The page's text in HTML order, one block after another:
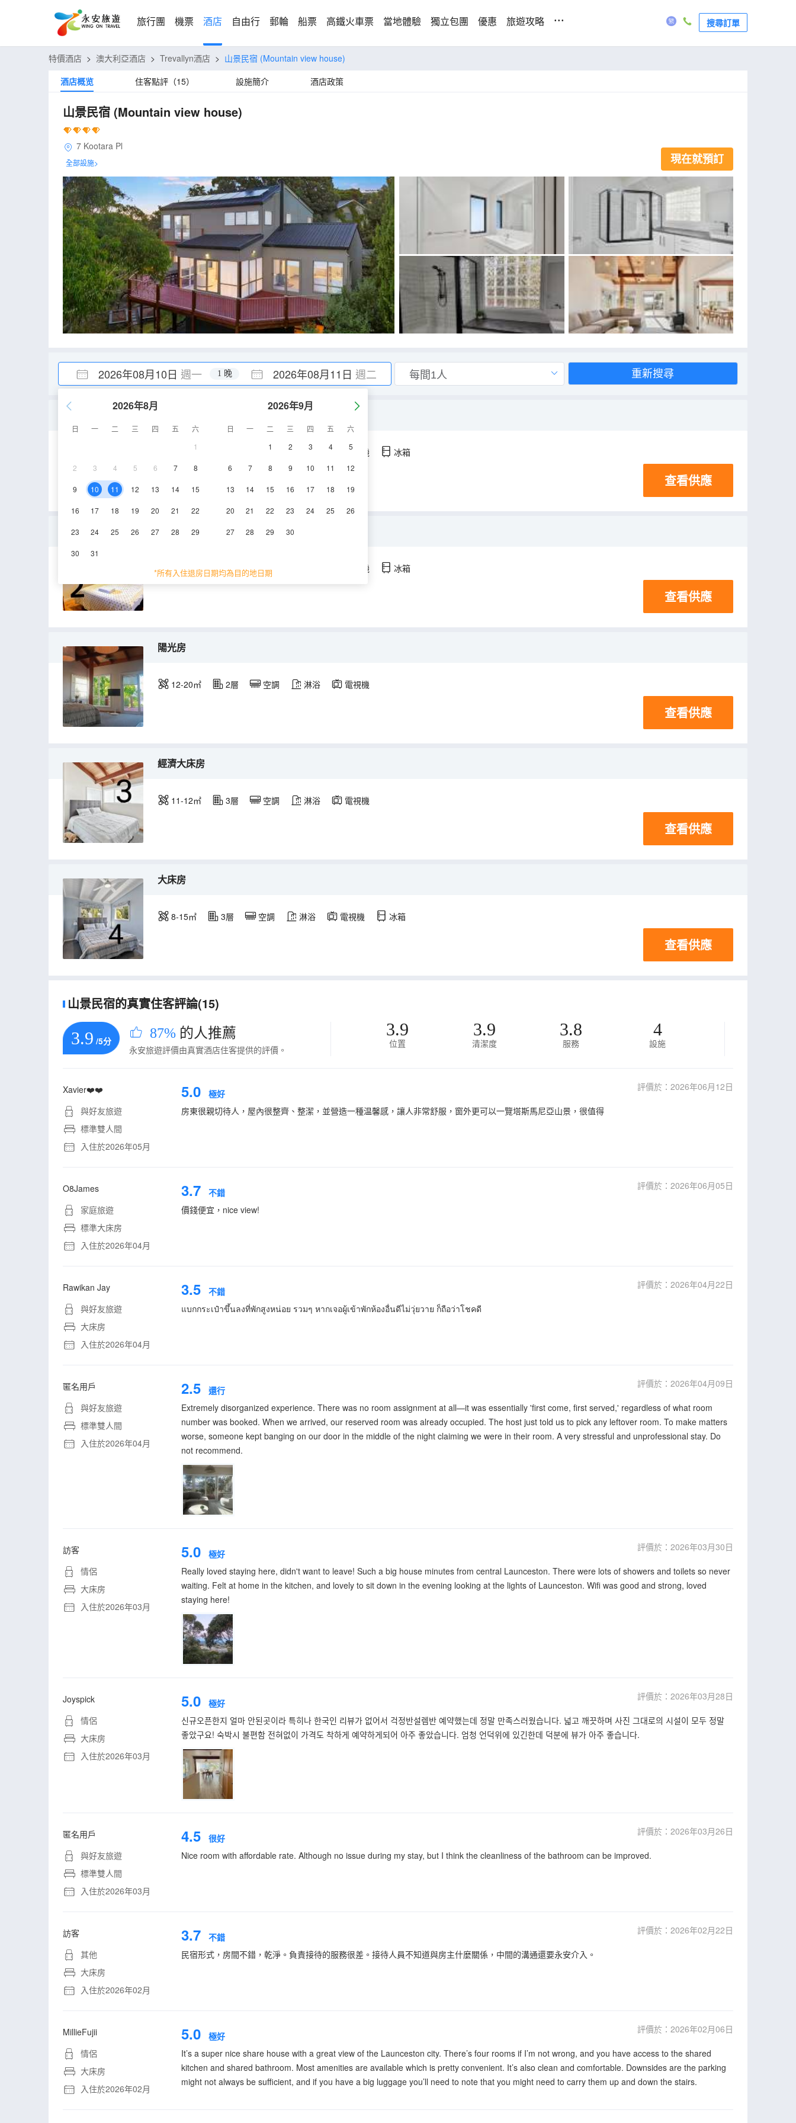
旅行團 機票 酒店 自由行 郵輪 船票 高鐵火車票 當地體驗 獨立包團 優惠 旅遊攻略 ... 搜尋訂單
特價酒店 > 澳大利亞酒店 > Trevallyn酒店 > 山景民宿 (Mountain view house)
酒店概览
住客點評（15） 設施簡介 酒店政策
山景民宿 (Mountain view house)
7 Kootara Pl
全部設施> 現在就預訂
2026年08月10日 週一 2026年08月11日 週二
1 晚
2026年8月
日 一 二 三 四 五
六
1
2 3 4 5 6 7 8
9 10 11 12 13 14 15
16 17 18 19 20 21 22
23 24 25 26 27 28 29
30 31
2026年9月
日 一 二 三 四 五
六
1
2 3 4 5
6 7 8 9 10 11 12
13 14 15 16 17 18 19
20 21 22 23 24 25 26
27 28 29 30
*所有入住退房日期均為目的地日期
重新搜尋
12-15㎡ 空調 淋浴 電視機 冰箱
查看供應
標準雙人間
12-15㎡ 1層 空調 電視機 冰箱
查看供應
陽光房
12-20㎡ 2層 空調 淋浴 電視機
查看供應
經濟大床房
11-12㎡ 3層 空調 淋浴 電視機
查看供應
大床房
8-15㎡ 3層 空調 淋浴 電視機 冰箱
查看供應
山景民宿的真實住客評論(15)
3.9 /5分 87% 的人推薦
永安旅遊評價由真實酒店住客提供的評價。
3.9
位置
3.9
清潔度
3.8
服務
4
設施
Xavier❤️❤️
與好友旅遊
標準雙人間
入住於2026年05月
5.0 極好
評價於：2026年06月12日
房東很親切待人，屋內很整齊、整潔，並營造一種温馨感，讓人非常舒服，窗外更可以一覽塔斯馬尼亞山景，很值得
O8James
家庭旅遊
標準大床房
入住於2026年04月
3.7 不錯
評價於：2026年06月05日
價錢便宜，nice view!
Rawikan Jay
與好友旅遊
大床房
入住於2026年04月
3.5 不錯
評價於：2026年04月22日
แบกกระเป๋าขึ้นลงที่พักสูงหน่อย รวมๆ หากเจอผู้เข้าพักห้องอื่นดีไม่วุ่ยวาย ก็ถือว่าโชคดี
匿名用戶
與好友旅遊
標準雙人間
入住於2026年04月
2.5 還行
評價於：2026年04月09日
Extremely disorganized experience. There was no room assignment at all—it was essentially 'first come, first served,' regardless of what room
number was booked. When we arrived, our reserved room was already occupied. The host just told us to pick any leftover room. To make matters
worse, someone kept banging on our door in the middle of the night claiming we were in their room. A very stressful and unprofessional stay. Do
not recommend.
訪客
情侶
大床房
入住於2026年03月
5.0 極好
評價於：2026年03月30日
Really loved staying here, didn't want to leave! Such a big house minutes from central Launceston. There were lots of showers and toilets so never
waiting. Felt at home in the kitchen, and lovely to sit down in the evening looking at the lights of Launceston. Wifi was good and strong, loved
staying here!
Joyspick
情侶
大床房
入住於2026年03月
5.0 極好
評價於：2026年03月28日
신규오픈한지 얼마 안된곳이라 특히나 한국인 리뷰가 없어서 걱정반설렘반 예약했는데 정말 만족스러웠습니다. 넓고 깨끗하며 사진 그대로의 시설이 모두 정말
좋았구요! 숙박시 불편함 전혀없이 가격도 착하게 예약하게되어 아주 좋았습니다. 엄청 언덕위에 있긴한데 덕분에 뷰가 아주 좋습니다.
匿名用戶
與好友旅遊
標準雙人間
入住於2026年03月
4.5 很好
評價於：2026年03月26日
Nice room with affordable rate. Although no issue during my stay, but I think the cleanliness of the bathroom can be improved.
訪客
其他
大床房
入住於2026年02月
3.7 不錯
評價於：2026年02月22日
民宿形式，房間不錯，乾淨。負責接待的服務很差。接待人員不知道與房主什麼關係，中間的溝通還要永安介入。
MillieFujii
情侶
大床房
入住於2026年02月
5.0 極好
評價於：2026年02月06日
It’s a super nice share house with a great view of the Launceston city. There’s four rooms if I’m not wrong, and you have access to the shared
kitchen and shared bathroom. Most amenities are available which is pretty convenient. It’s also clean and comfortable. Downsides are the parking
might not always be sufficient, and if you have a big luggage you’ll need to note that you might need to carry them up and down the stairs.